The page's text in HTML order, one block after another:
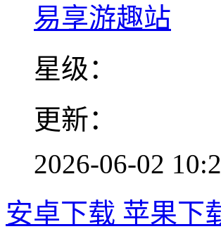
易享游趣站
星级：
更新：
2026-06-02
安卓下载 苹果下